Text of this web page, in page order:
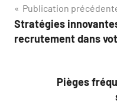
Navigation
de
Publication
Stratégies
recrutement dans
Pièges